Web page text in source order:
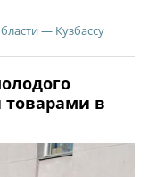
— Кузбассу
товарами в